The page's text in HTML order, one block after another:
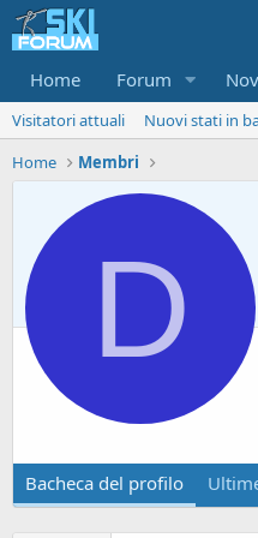
Home Forum
Visitatori attuali Nuovi stati in
Home
Membri
D
Bacheca del profilo